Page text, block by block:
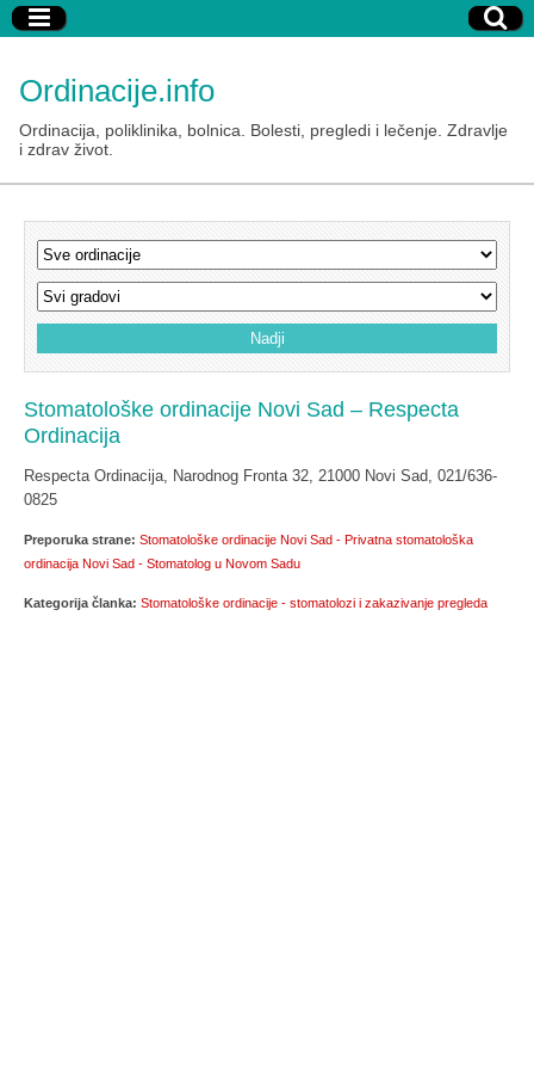
Ordinacije.info
Ordinacija, poliklinika, bolnica. Bolesti, pregledi i lečenje. Zdravlje
i zdrav život.
Stomatološke ordinacije Novi Sad – Respecta
Ordinacija
Respecta Ordinacija, Narodnog Fronta 32, 21000 Novi Sad, 021/636-
0825
Preporuka strane: Stomatološke ordinacije Novi Sad - Privatna stomatološka
ordinacija Novi Sad - Stomatolog u Novom Sadu
Kategorija članka: Stomatološke ordinacije - stomatolozi i zakazivanje pregleda